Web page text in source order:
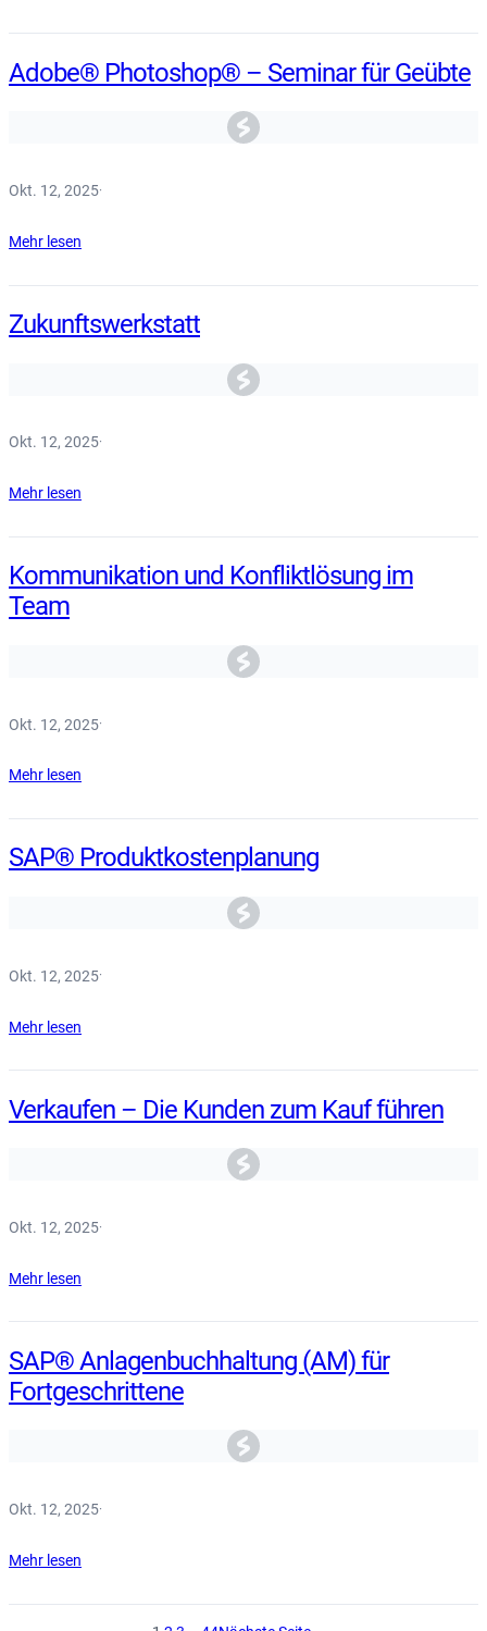
Adobe® Photoshop® – Seminar für Geübte
Okt. 12, 2025·
Mehr lesen
Zukunftswerkstatt
Okt. 12, 2025·
Mehr lesen
Kommunikation und Konfliktlösung im
Team
Okt. 12, 2025·
Mehr lesen
SAP® Produktkostenplanung
Okt. 12, 2025·
Mehr lesen
Verkaufen – Die Kunden zum Kauf führen
Okt. 12, 2025·
Mehr lesen
SAP® Anlagenbuchhaltung (AM) für
Fortgeschrittene
Okt. 12, 2025·
Mehr lesen